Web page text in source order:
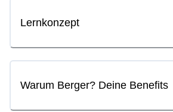
Lernkonzept
Warum Berger? Deine Benefits